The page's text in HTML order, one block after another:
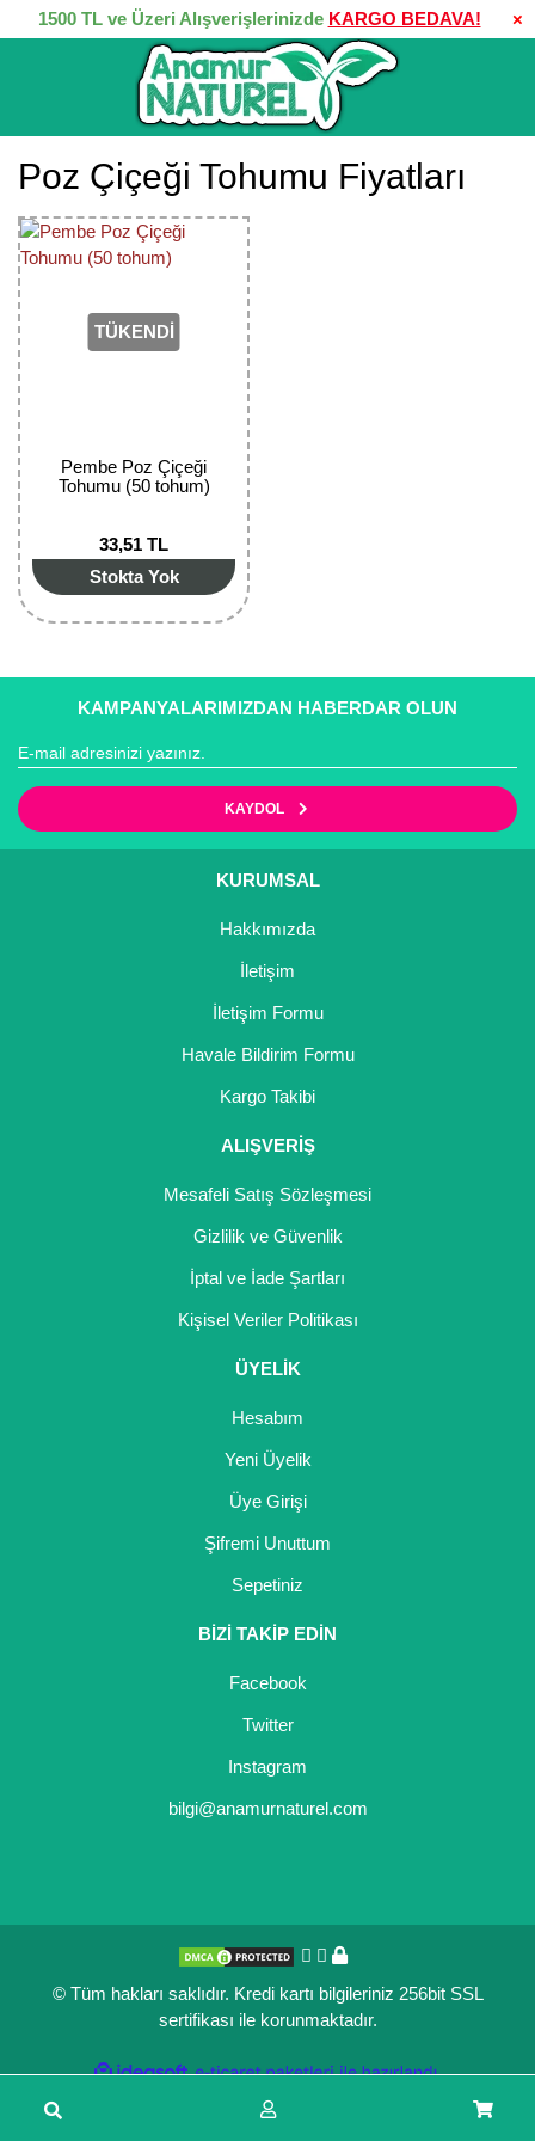
×
1500 TL ve Üzeri Alışverişlerinizde KARGO BEDAVA!
Poz Çiçeği Tohumu Fiyatları
TÜKENDİ
Pembe Poz Çiçeği
Tohumu (50 tohum)
33,51 TL
Stokta Yok
KAMPANYALARIMIZDAN HABERDAR OLUN
KAYDOL
KURUMSAL
Hakkımızda
İletişim
İletişim Formu
Havale Bildirim Formu
Kargo Takibi
ALIŞVERİŞ
Mesafeli Satış Sözleşmesi
Gizlilik ve Güvenlik
İptal ve İade Şartları
Kişisel Veriler Politikası
ÜYELİK
Hesabım
Yeni Üyelik
Üye Girişi
Şifremi Unuttum
Sepetiniz
BİZİ TAKİP EDİN
Facebook
Twitter
Instagram
bilgi@anamurnaturel.com
© Tüm hakları saklıdır. Kredi kartı bilgileriniz 256bit SSL
sertifikası ile korunmaktadır.
ideasoft
e-
ile
hazırlandı.